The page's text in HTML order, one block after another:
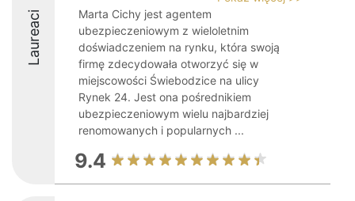
Laureaci
Marta Cichy jest agentem
ubezpieczeniowym z wieloletnim
doświadczeniem na rynku, która swoją
firmę zdecydowała otworzyć się w
miejscowości Świebodzice na ulicy
Rynek 24. Jest ona pośrednikiem
ubezpieczeniowym wielu najbardziej
renomowanych i popularnych ...
9.4